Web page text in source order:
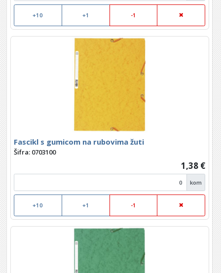
+10 +1 -1
Fascikl s gumicom na rubovima žuti
Šifra: 0703100
1,38 €
kom
+10 +1 -1